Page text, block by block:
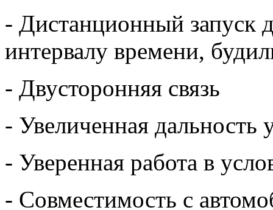
- Дистанционный запуск
интервалу времени,
- Двусторонняя связь
- Увеличенная дальность
- Уверенная работа в
- Совместимость с